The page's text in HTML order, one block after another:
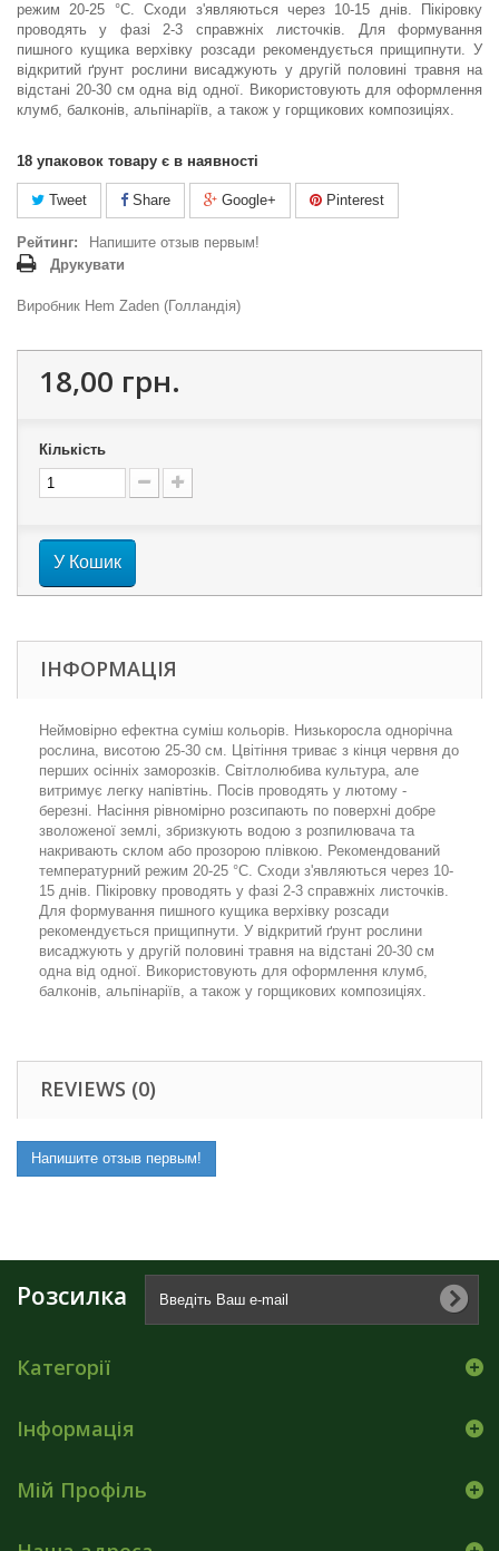
режим 20-25 °С. Сходи з'являються через 10-15 днів. Пікіровку
проводять у фазі 2-3 справжніх листочків. Для формування
пишного кущика верхівку розсади рекомендується прищипнути. У
відкритий ґрунт рослини висаджують у другій половині травня на
відстані 20-30 см одна від одної. Використовують для оформлення
клумб, балконів, альпінаріїв, а також у горщикових композиціях.
18 упаковок товару є в наявності
Tweet Share Google+ Pinterest
Рейтинг:
Напишите отзыв первым!
Друкувати
Виробник Hem Zaden (Голландія)
18,00 грн.
Кількість
У Кошик
ІНФОРМАЦІЯ
Неймовірно ефектна суміш кольорів. Низькоросла однорічна
рослина, висотою 25-30 см. Цвітіння триває з кінця червня до
перших осінніх заморозків. Світлолюбива культура, але
витримує легку напівтінь. Посів проводять у лютому -
березні. Насіння рівномірно розсипають по поверхні добре
зволоженої землі, збризкують водою з розпилювача та
накривають склом або прозорою плівкою. Рекомендований
температурний режим 20-25 °С. Сходи з'являються через 10-
15 днів. Пікіровку проводять у фазі 2-3 справжніх листочків.
Для формування пишного кущика верхівку розсади
рекомендується прищипнути. У відкритий ґрунт рослини
висаджують у другій половині травня на відстані 20-30 см
одна від одної. Використовують для оформлення клумб,
балконів, альпінаріїв, а також у горщикових композиціях.
REVIEWS (0)
Напишите отзыв первым!
Розсилка
Категорії
Інформація
Мій Профіль